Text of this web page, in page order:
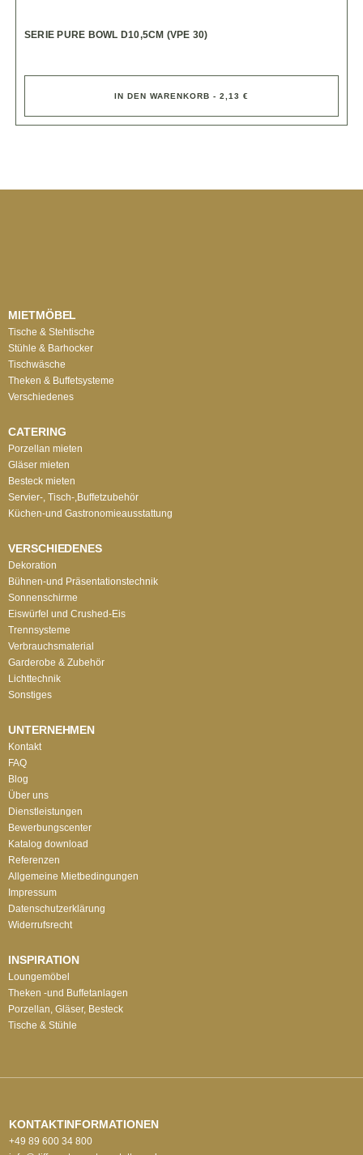
SERIE PURE BOWL D10,5CM (VPE 30)
IN DEN WARENKORB - 2,13 €
MIETMÖBEL
Tische & Stehtische
Stühle & Barhocker
Tischwäsche
Theken & Buffetsysteme
Verschiedenes
CATERING
Porzellan mieten
Gläser mieten
Besteck mieten
Servier-, Tisch-,Buffetzubehör
Küchen-und Gastronomieausstattung
VERSCHIEDENES
Dekoration
Bühnen-und Präsentationstechnik
Sonnenschirme
Eiswürfel und Crushed-Eis
Trennsysteme
Verbrauchsmaterial
Garderobe & Zubehör
Lichttechnik
Sonstiges
UNTERNEHMEN
Kontakt
FAQ
Blog
Über uns
Dienstleistungen
Bewerbungscenter
Katalog download
Referenzen
Allgemeine Mietbedingungen
Impressum
Datenschutzerklärung
Widerrufsrecht
INSPIRATION
Loungemöbel
Theken -und Buffetanlagen
Porzellan, Gläser, Besteck
Tische & Stühle
KONTAKTINFORMATIONEN
+49 89 600 34 800